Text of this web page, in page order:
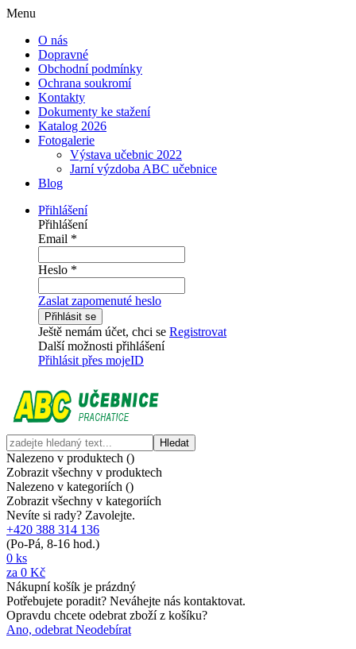
Menu
O nás
Dopravné
Obchodní podmínky
Ochrana soukromí
Kontakty
Dokumenty ke stažení
Katalog 2026
Fotogalerie
Výstava učebnic 2022
Jarní výzdoba ABC učebnice
Blog
Přihlášení
Přihlášení
Email *
Heslo *
Zaslat zapomenuté heslo
Přihlásit se
Ještě nemám účet, chci se Registrovat
Další možnosti přihlášení
Přihlásit přes mojeID
Hledat
Nalezeno v produktech ()
Zobrazit všechny v produktech
Nalezeno v kategoriích ()
Zobrazit všechny v kategoriích
Nevíte si rady? Zavolejte.
+420 388 314 136
(Po-Pá, 8-16 hod.)
0 ks
za 0 Kč
Nákupní košík je prázdný
Potřebujete poradit? Neváhejte nás kontaktovat.
Opravdu chcete odebrat zboží z košíku?
Ano, odebrat Neodebírat